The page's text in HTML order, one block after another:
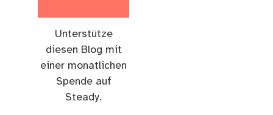
Unterstütze
diesen Blog mit
einer monatlichen
Spende auf
Steady.